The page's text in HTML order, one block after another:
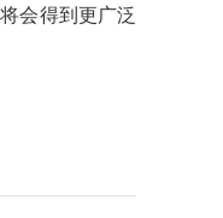
会得到更广泛